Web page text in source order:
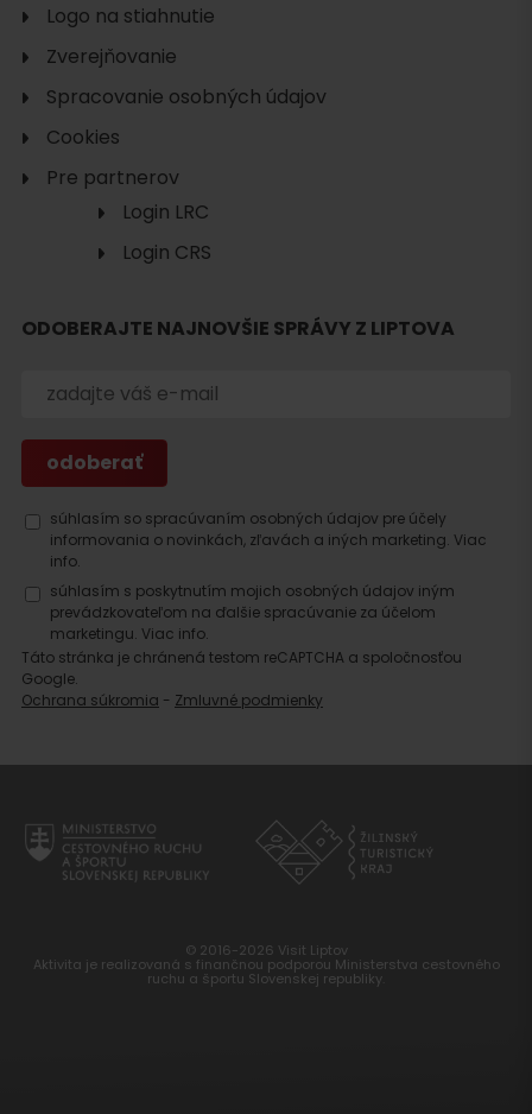
ubytovanie
Logo na stiahnutie
Zverejňovanie
Spracovanie osobných údajov
Cookies
Pre partnerov
Login LRC
Login CRS
ODOBERAJTE NAJNOVŠIE SPRÁVY Z LIPTOVA
súhlasím so spracúvaním osobných údajov pre účely
informovania o novinkách, zľavách a iných marketing. Viac
info.
súhlasím s poskytnutím mojich osobných údajov iným
prevádzkovateľom na ďalšie spracúvanie za účelom
marketingu. Viac info.
Táto stránka je chránená testom reCAPTCHA a spoločnosťou
Google.
Ochrana súkromia - Zmluvné podmienky
© 2016-2026 Visit Liptov
Aktivita je realizovaná s finančnou podporou Ministerstva cestovného
ruchu a športu Slovenskej republiky.